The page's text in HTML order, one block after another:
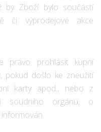
by Zboží bylo součástí
či výprodejové akce
právo prohlásit kupní
pokud došlo ke zneužití
karty apod., nebo z
soudního orgánu, o